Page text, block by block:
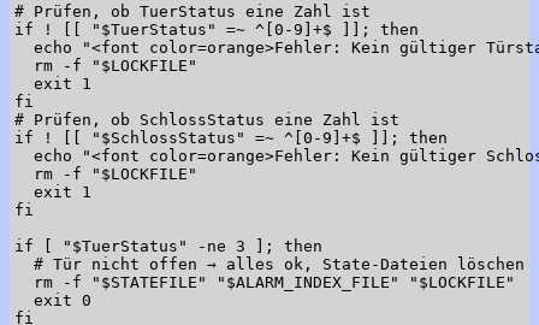
# Prüfen, ob TuerStatus eine Zahl ist
if ! [[ "$TuerStatus" =~ ^[0-9]+$ ]]; then
echo "<font color=orange>Fehler: Kein gültiger
  rm -f "$LOCKFILE"
  exit 1
fi
# Prüfen, ob SchlossStatus eine Zahl ist
if ! [[ "$SchlossStatus" =~ ^[0-9]+$ ]]; then
echo "<font color=orange>Fehler: Kein gültiger
  rm -f "$LOCKFILE"
  exit 1
fi
if [ "$TuerStatus" -ne 3 ]; then
  # Tür nicht offen → alles ok, State-Dateien löschen
  rm -f "$STATEFILE" "$ALARM_INDEX_FILE" "$LOCKFILE"
  exit 0
fi